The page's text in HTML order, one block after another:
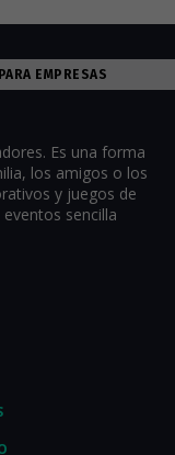
Los
en línea en
completo
Para obtener
las tareas,
PARA EMPRESAS
Es una forma
los amigos o los
y juegos de
sencilla